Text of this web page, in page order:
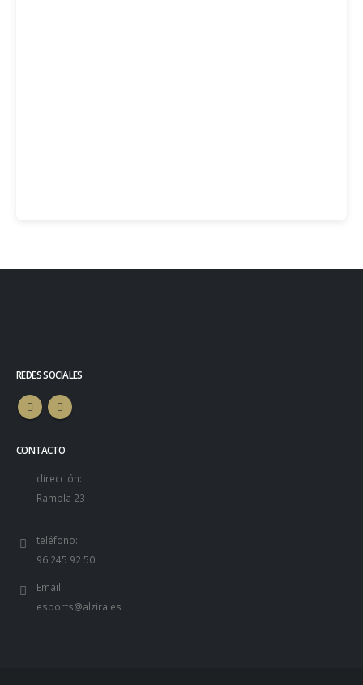
REDES SOCIALES
CONTACTO
dirección:
Rambla 23
teléfono:
96 245 92 50
Email:
esports@alzira.es